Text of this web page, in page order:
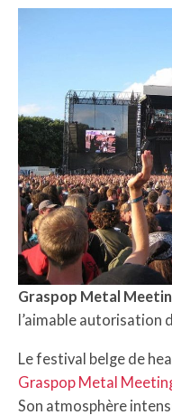
Graspop Metal
l’aimable autorisation
Le festival belge de
Graspop Metal
Son atmosphère